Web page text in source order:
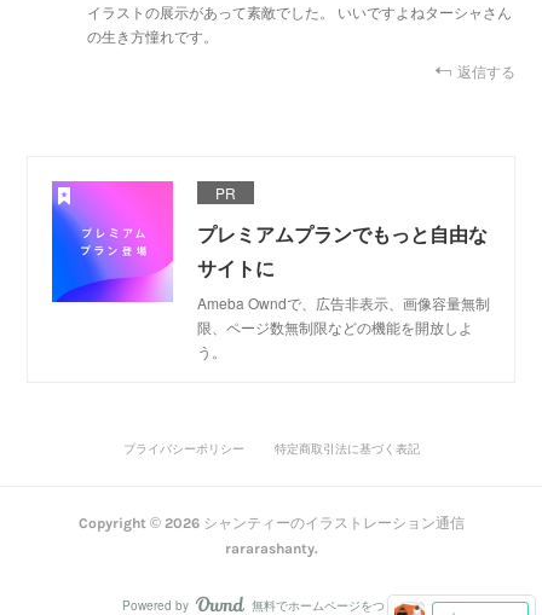
イラストの展示があって素敵でした。 いいですよねターシャさん
の生き方憧れです。
返信する
PR
プレミアムプランでもっと自由な
サイトに
Ameba Owndで、広告非表示、画像容量無制
限、ページ数無制限などの機能を開放しよ
う。
プライバシーポリシー 特定商取引法に基づく表記
Copyright © 2026 シャンティーのイラストレーション通信
rararashanty.
Powered by 無料でホームページをつくろう